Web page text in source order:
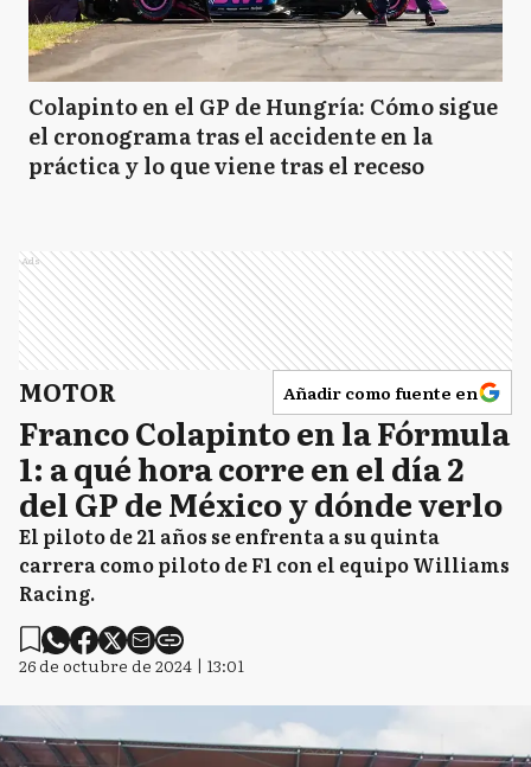
Colapinto en el GP de Hungría: Cómo sigue
el cronograma tras el accidente en la
práctica y lo que viene tras el receso
Ads
MOTOR Añadir como fuente en
Franco Colapinto en la Fórmula
1: a qué hora corre en el día 2
del GP de México y dónde verlo
El piloto de 21 años se enfrenta a su quinta
carrera como piloto de F1 con el equipo Williams
Racing.
26 de octubre de 2024 | 13:01